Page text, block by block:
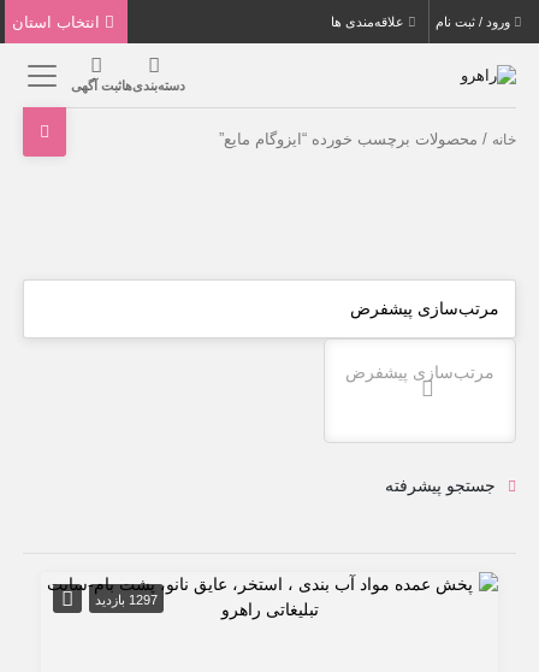
ورود / ثبت نام علاقه‌مندی ها
دسته‌بندی‌هاثبت آگهی
خانه / محصولات برچسب خورده “ایزوگام مایع”
مرتب‌سازی پیشفرض
جستجو پیشرفته
1297 بازدید